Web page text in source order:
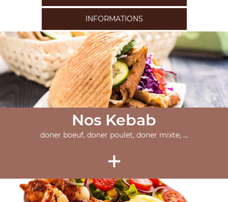
INFORMATIONS
Nos Kebab
doner boeuf, doner poulet, doner mixte, ...
+